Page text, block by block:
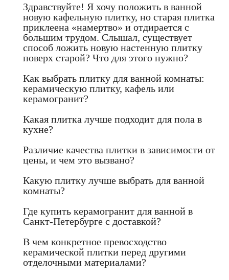
Здравствуйте! Я хочу положить в ванной
новую кафельную плитку, но старая плитка
приклеена «намертво» и отдирается с
большим трудом. Слышал, существует
способ ложить новую настенную плитку
поверх старой? Что для этого нужно?
Как выбрать плитку для ванной комнаты:
керамическую плитку, кафель или
керамогранит?
Какая плитка лучше подходит для пола в
кухне?
Различие качества плитки в зависимости от
цены, и чем это вызвано?
Какую плитку лучше выбрать для ванной
комнаты?
Где купить керамогранит для ванной в
Санкт-Петербурге с доставкой?
В чем конкретное превосходство
керамической плитки перед другими
отделочными материалами?